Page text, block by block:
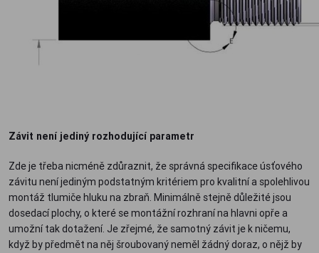
Závit není jediný rozhodující parametr
Zde je třeba nicméně zdůraznit, že správná specifikace úsťového
závitu není jediným podstatným kritériem pro kvalitní a spolehlivou
montáž tlumiče hluku na zbraň. Minimálně stejně důležité jsou
dosedací plochy, o které se montážní rozhraní na hlavni opře a
umožní tak dotažení. Je zřejmé, že samotný závit je k ničemu,
když by předmět na něj šroubovaný neměl žádný doraz, o nějž by